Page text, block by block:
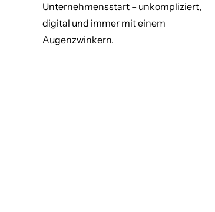
Unternehmensstart – unkompliziert,
digital und immer mit einem
Augenzwinkern.